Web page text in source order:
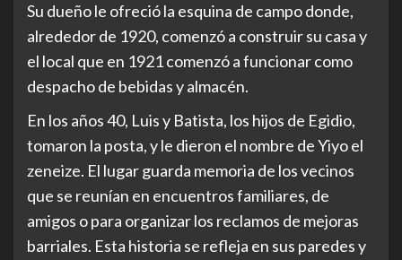
Su dueño le ofreció la esquina de campo donde,
alrededor de 1920, comenzó a construir su casa y
el local que en 1921 comenzó a funcionar como
despacho de bebidas y almacén.
En los años 40, Luis y Batista, los hijos de Egidio,
tomaron la posta, y le dieron el nombre de Yiyo el
zeneize. El lugar guarda memoria de los vecinos
que se reunían en encuentros familiares, de
amigos o para organizar los reclamos de mejoras
barriales. Esta historia se refleja en sus paredes y